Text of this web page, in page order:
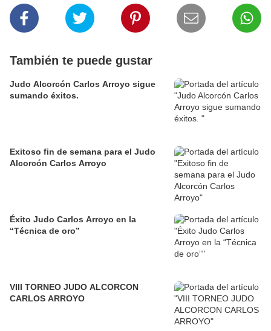
También te puede gustar
Judo Alcorcón Carlos Arroyo sigue
sumando éxitos.
Exitoso fin de semana para el Judo
Alcorcón Carlos Arroyo
Éxito Judo Carlos Arroyo en la
“Técnica de oro”
VIII TORNEO JUDO ALCORCON
CARLOS ARROYO